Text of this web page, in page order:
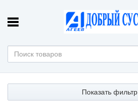
Показать фильтр